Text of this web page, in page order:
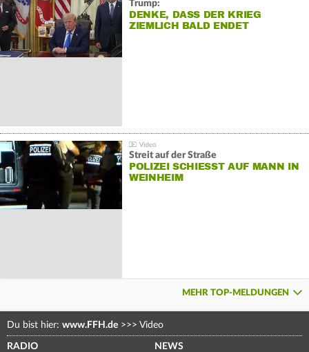
Trump:
DENKE, DASS DER KRIEG
ZIEMLICH BALD ENDET
Streit auf der Straße
POLIZEI SCHIESST AUF MANN IN W
EINHEIM
MEHR TOP-MELDUNGEN
Du bist hier: www.FFH.de >>> Video
RADIO NEWS